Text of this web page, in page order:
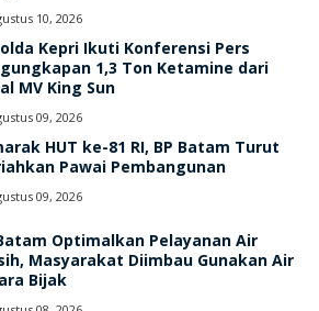
10, 2026
Kepri Ikuti Konferensi Pers
1,3 Ton Ketamine dari
MV King Sun
09, 2026
HUT ke-81 RI, BP Batam Turut
Pawai Pembangunan
09, 2026
Optimalkan Pelayanan Air
Masyarakat Diimbau Gunakan Air
Bijak